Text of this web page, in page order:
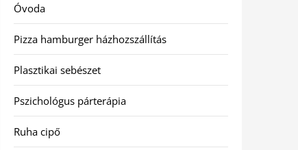
Óvoda
Pizza hamburger házhozszállítás
Plasztikai sebészet
Pszichológus párterápia
Ruha cipő